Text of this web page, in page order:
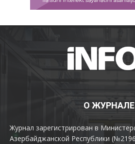
О ЖУРНАЛЕ
Журнал зарегистрирован в
Азербайджанской Республики